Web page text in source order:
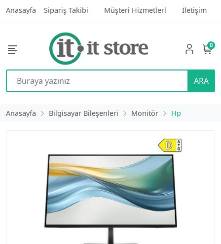
Anasayfa Sipariş Takibi Müşteri Hizmetlerl İletişim
ARA
0
Anasayfa Bilgisayar Bileşenleri Monitör Hp